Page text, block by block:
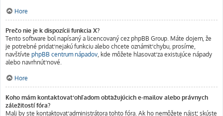
Hore
Prečo nie je k dispozícii funkcia X?
Tento software bol napísaný a licencovaný cez phpBB Group. Máte dojem, že
je potrebné pridať nejakú funkciu alebo chcete oznámiť chybu, prosíme,
navštívte phpBB centrum nápadov, kde môžete hlasovať za existujúce nápady
alebo navrhnúť nové.
Hore
Koho mám kontaktovať ohľadom obťažujúcich e-mailov alebo právnych
záležitostí fóra?
Mali by ste kontaktovať administrátora tohto fóra. Ak ho nemôžete nájsť, skúste